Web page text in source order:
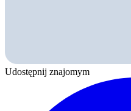
Udostępnij znajomym